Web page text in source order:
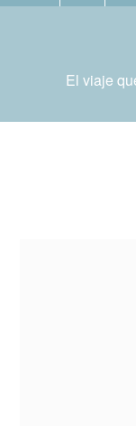
El viaje